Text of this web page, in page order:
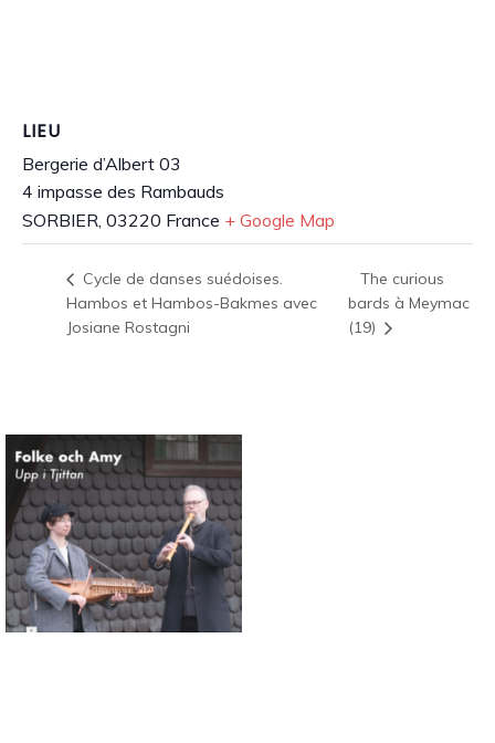
LIEU
Bergerie d’Albert 03
4 impasse des Rambauds
SORBIER, 03220 France + Google Map
Cycle de danses suédoises.
Hambos et Hambos-Bakmes avec
Josiane Rostagni
The curious
bards à Meymac
(19)